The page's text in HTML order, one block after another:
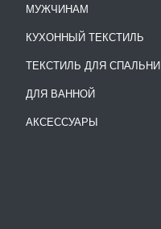
МУЖЧИНАМ
КУХОННЫЙ ТЕКСТИЛЬ
ТЕКСТИЛЬ ДЛЯ СПАЛЬНИ
ДЛЯ ВАННОЙ
АКСЕССУАРЫ